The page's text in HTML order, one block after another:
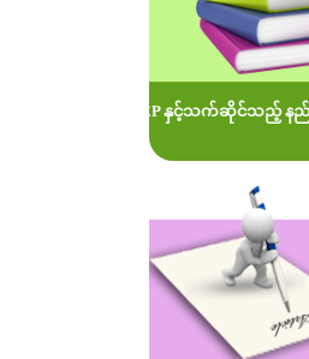
MOEP နှင့်သက်ဆိုင်သည့် နည်း